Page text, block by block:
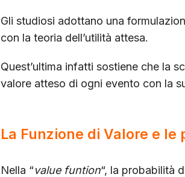
Gli studiosi adottano una
con la teoria dell’utilità attesa.
Quest’ultima infatti sostiene che la
valore atteso di ogni evento con la
La Funzione di Valore e
Nella “value funtion“, la probabilità